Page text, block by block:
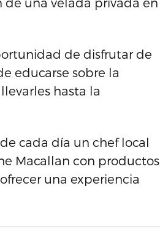
de disfrutar de
educarse sobre la
hasta la
cada día un chef local
Macallan con productos
una experiencia